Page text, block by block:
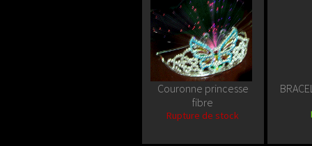
Couronne princesse
fibre
Rupture de stock